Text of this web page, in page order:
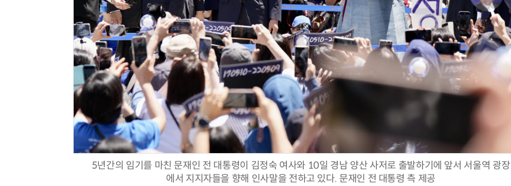
5년간의 임기를 마친 문재인 전 대통령이 김정숙 여사와 10일 경남 양산 사저로 출발하기에 앞서 서울역 광장
에서 지지자들을 향해 인사말을 전하고 있다. 문재인 전 대통령 측 제공